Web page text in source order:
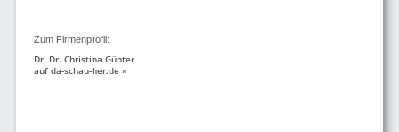
Zum Firmenprofil:
Dr. Dr. Christina Günter
auf da-schau-her.de »